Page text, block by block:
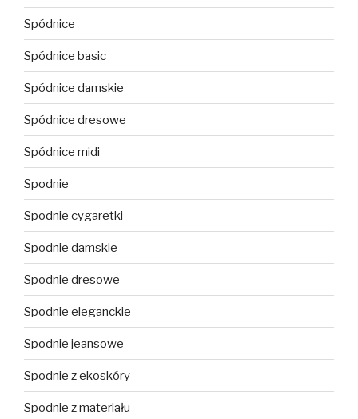
Spódnice
Spódnice basic
Spódnice damskie
Spódnice dresowe
Spódnice midi
Spodnie
Spodnie cygaretki
Spodnie damskie
Spodnie dresowe
Spodnie eleganckie
Spodnie jeansowe
Spodnie z ekoskóry
Spodnie z materiału